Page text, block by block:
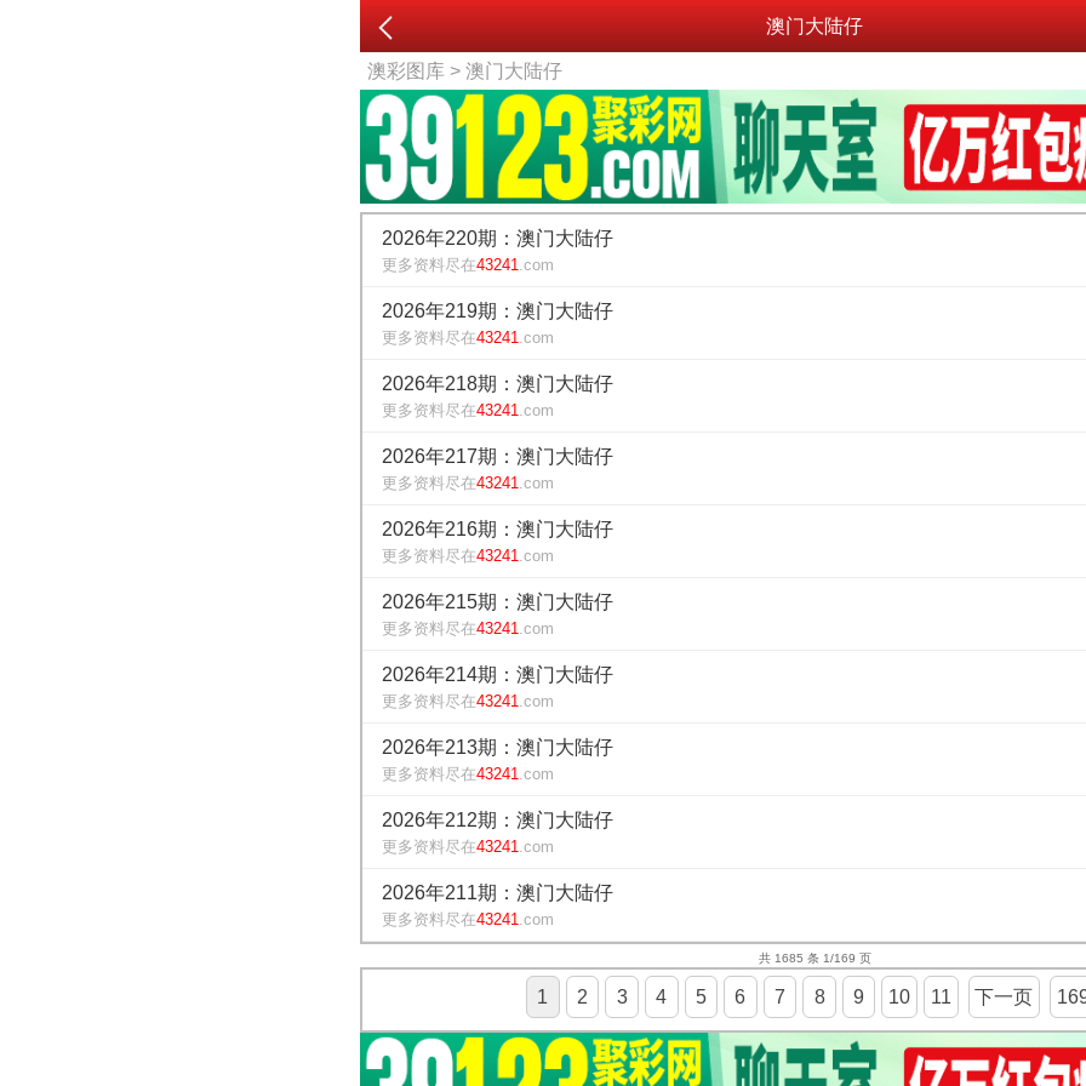
澳门大陆仔
澳彩图库 > 澳门大陆仔
2026年220期：澳门大陆仔
更多资料尽在43241.com
2026年219期：澳门大陆仔
更多资料尽在43241.com
2026年218期：澳门大陆仔
更多资料尽在43241.com
2026年217期：澳门大陆仔
更多资料尽在43241.com
2026年216期：澳门大陆仔
更多资料尽在43241.com
2026年215期：澳门大陆仔
更多资料尽在43241.com
2026年214期：澳门大陆仔
更多资料尽在43241.com
2026年213期：澳门大陆仔
更多资料尽在43241.com
2026年212期：澳门大陆仔
更多资料尽在43241.com
2026年211期：澳门大陆仔
更多资料尽在43241.com
共 1685 条 1/169 页
1 2 3 4 5 6 7 8 9 10 11 下一页